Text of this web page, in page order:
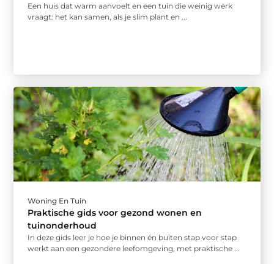
Een huis dat warm aanvoelt en een tuin die weinig werk
vraagt: het kan samen, als je slim plant en ...
Woning En Tuin
Praktische gids voor gezond wonen en
tuinonderhoud
In deze gids leer je hoe je binnen én buiten stap voor stap
werkt aan een gezondere leefomgeving, met praktische ...